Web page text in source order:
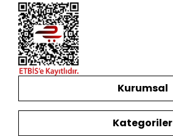
Kurumsal
Kategoriler